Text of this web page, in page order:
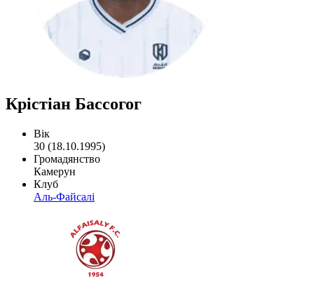
Крістіан Бассогог
Вік
30 (18.10.1995)
Громадянство
Камерун
Клуб
Аль-Файсалі